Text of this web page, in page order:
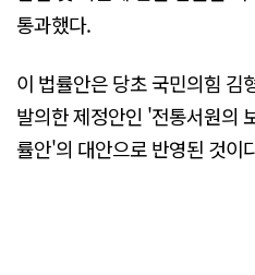
통과했다.
이 법률안은 당초 국민의힘 김
발의한 제정안인 '전통서원의
률안'의 대안으로 반영된 것이